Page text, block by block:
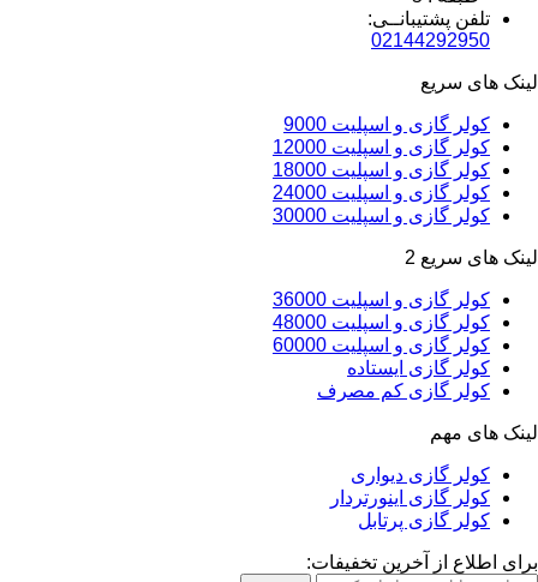
تلفن پشتیبانــی:
02144292950
لینک های سریع
کولر گازی و اسپلیت 9000
کولر گازی و اسپلیت 12000
کولر گازی و اسپلیت 18000
کولر گازی و اسپلیت 24000
کولر گازی و اسپلیت 30000
لینک های سریع 2
کولر گازی و اسپلیت 36000
کولر گازی و اسپلیت 48000
کولر گازی و اسپلیت 60000
کولر گازی ایستاده
کولر گازی کم مصرف
لینک های مهم
کولر گازی دیواری
کولر گازی اینورتردار
کولر گازی پرتابل
برای اطلاع از آخرین تخفیفات: